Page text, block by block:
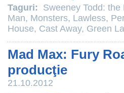
Taguri: Sweeney Todd:
Man, Monsters, Lawless,
House, Cast Away, Green
Mad Max: Fury
producţie
21.10.2012